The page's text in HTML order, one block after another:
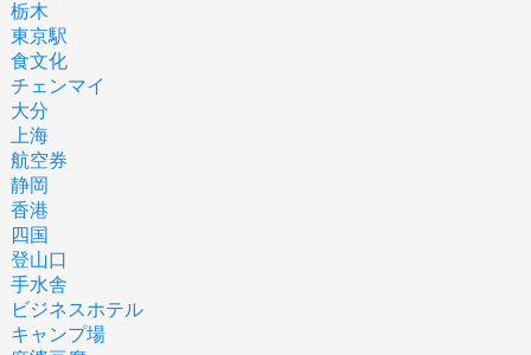
栃木
東京駅
食文化
チェンマイ
大分
上海
航空券
静岡
香港
四国
登山口
手水舎
ビジネスホテル
キャンプ場